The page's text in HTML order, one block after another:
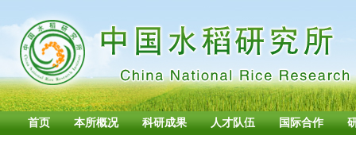
首页 本所概况 科研成果 人才队伍 国际合作